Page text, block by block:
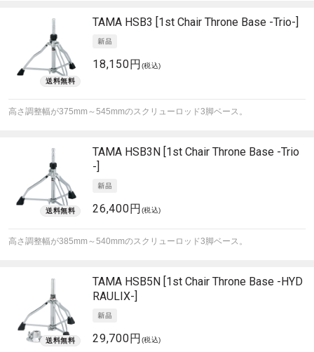
TAMA HSB3 [1st Chair Throne Base -Trio-]
18,150円 (税込)
高さ調整幅が375mm～545mmのスクリューロッド3脚ベース。
TAMA HSB3N [1st Chair Throne Base -Trio
-]
26,400円 (税込)
高さ調整幅が385mm～540mmのスクリューロッド3脚ベース。
TAMA HSB5N [1st Chair Throne Base -HYD
RAULIX-]
29,700円 (税込)